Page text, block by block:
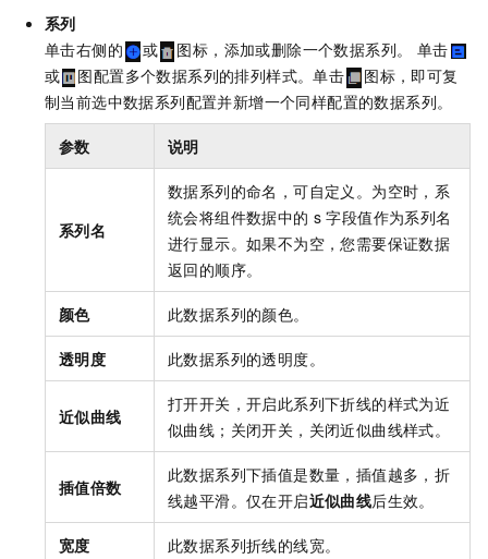
系列
单击右侧的
或
图标，添加或删除一个数据系列。 单击
或
图配置多个数据系列的排列样式。单击
图标，即可复
制当前选中数据系列配置并新增一个同样配置的数据系列。
参数 说明
系列名
数据系列的命名，可自定义。为空时，系
统会将组件数据中的 s 字段值作为系列名
进行显示。如果不为空，您需要保证数据
返回的顺序。
颜色 此数据系列的颜色。
透明度 此数据系列的透明度。
近似曲线
打开开关，开启此系列下折线的样式为近
似曲线；关闭开关，关闭近似曲线样式。
插值倍数
此数据系列下插值是数量，插值越多，折
线越平滑。仅在开启近似曲线后生效。
宽度 此数据系列折线的线宽。